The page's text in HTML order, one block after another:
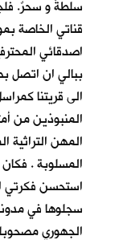
سلطةٌ و سحرٌ.
قناتي الخاصة
اصدقائي
ببالي ان اتصل
الى قريتنا
المنبوذين من
المهن التراثية
المسلوبة .
استحسن فكرتي
سجلوها في
الجهوري